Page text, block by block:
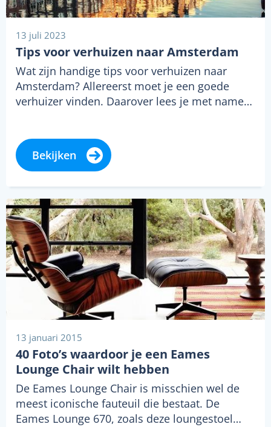
13 juli 2023
Tips voor verhuizen naar Amsterdam
Wat zijn handige tips voor verhuizen naar
Amsterdam? Allereerst moet je een goede
verhuizer vinden. Daarover lees je met name…
Bekijken
13 januari 2015
40 Foto’s waardoor je een Eames
Lounge Chair wilt hebben
De Eames Lounge Chair is misschien wel de
meest iconische fauteuil die bestaat. De
Eames Lounge 670, zoals deze loungestoel…